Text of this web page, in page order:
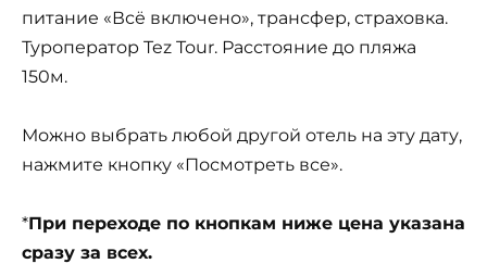
питание «Всё включено», трансфер, страховка.
Туроператор Tez Tour. Расстояние до пляжа
150м.
Можно выбрать любой другой отель на эту дату,
нажмите кнопку «Посмотреть все».
*При переходе по кнопкам ниже цена указана
сразу за всех.